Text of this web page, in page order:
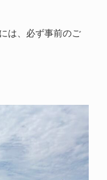
は、必ず事前のご